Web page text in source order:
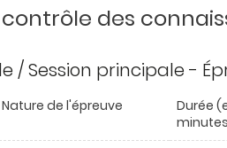
des
/ Session principale -
Nature de l'épreuve
Durée